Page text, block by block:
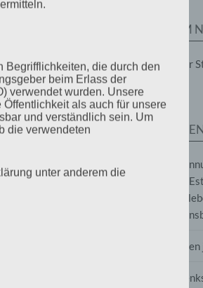
ZUM
Der
nach
Begrifflichkeiten, die durch den
beim Erlass der
verwendet wurden. Unsere
als auch für unsere
und verständlich sein. Um
die verwendeten
unter anderem die